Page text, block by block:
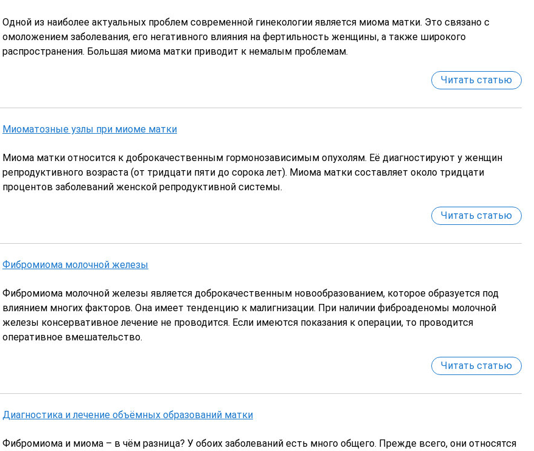
Одной из наиболее актуальных проблем современной гинекологии является миома матки. Это связано с
омоложением заболевания, его негативного влияния на фертильность женщины, а также широкого
распространения. Большая миома матки приводит к немалым проблемам.
Читать статью
Миоматозные узлы при миоме матки
Миома матки относится к доброкачественным гормонозависимым опухолям. Её диагностируют у женщин
репродуктивного возраста (от тридцати пяти до сорока лет). Миома матки составляет около тридцати
процентов заболеваний женской репродуктивной системы.
Читать статью
Фибромиома молочной железы
Фибромиома молочной железы является доброкачественным новообразованием, которое образуется под
влиянием многих факторов. Она имеет тенденцию к малигнизации. При наличии фиброаденомы молочной
железы консервативное лечение не проводится. Если имеются показания к операции, то проводится
оперативное вмешательство.
Читать статью
Диагностика и лечение объёмных образований матки
Фибромиома и миома – в чём разница? У обоих заболеваний есть много общего. Прежде всего, они относятся